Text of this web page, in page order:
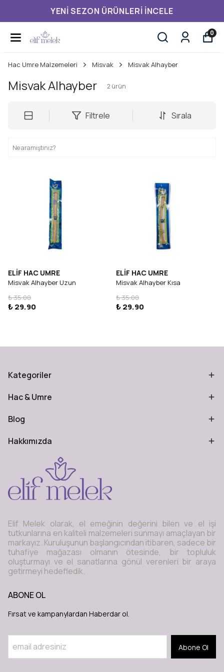
YENI SEZON ÜRÜNLERI İNCELE
0
Hac Umre Malzemeleri Misvak Misvak Alhayber
Misvak Alhayber 2 ürün
Filtrele Sırala
ELİF HAC UMRE
Misvak Alhayber Uzun
₺ 35.00
₺ 29.90
ELİF HAC UMRE
Misvak Alhayber Kısa
₺ 35.00
₺ 29.90
Kategoriler
Hac & Umre
Blog
Hakkımızda
Elif Melek olarak, el emeğinin değerini bilen ve el işi
tutkunlarına en kaliteli malzemeleri sunmayı amaçlayan bir
markayız. Kuruluşunun başlangıcından itibaren, sadece bir
tuhafiye mağazası olmanın ötesinde, bir topluluk
oluşturmayı ve el sanatlarına gönül verenleri bir araya
getirmeyi hedefledik.
ABONE OL
Fırsat ve kampanylardan Haberdar ol.
Abone Ol